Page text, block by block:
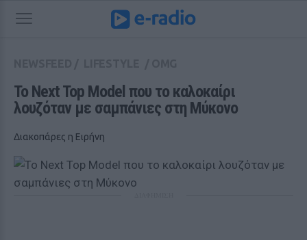
To Next Top Model που το καλοκαίρι
λουζόταν με σαμπάνιες στη Μύκονο
Διακοπάρες η Ειρήνη